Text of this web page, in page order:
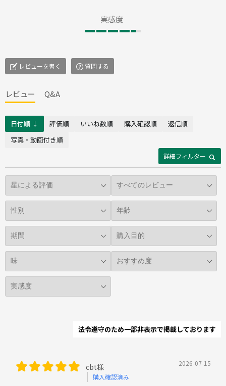
実感度
レビューを書く 質問する
レビュー Q&A
詳細フィルター
日付順 ↓ 評価順 いいね数順 購入確認順
返信順
写真・動画付き順
法令遵守のため一部非表示で掲載しております
cbt様
購入確認済み
2026-07-15